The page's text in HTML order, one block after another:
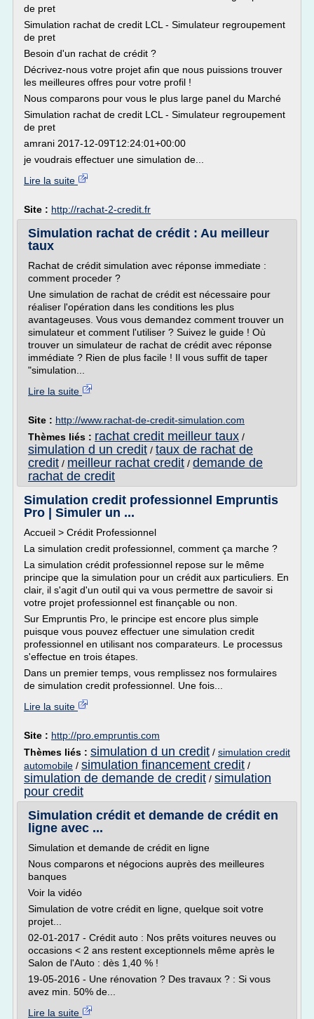
de pret
Simulation rachat de credit LCL - Simulateur regroupement
de pret
Besoin d'un rachat de crédit ?
Décrivez-nous votre projet afin que nous puissions trouver
les meilleures offres pour votre profil !
Nous comparons pour vous le plus large panel du Marché
Simulation rachat de credit LCL - Simulateur regroupement
de pret
amrani 2017-12-09T12:24:01+00:00
je voudrais effectuer une simulation de...
Lire la suite
Site : http://rachat-2-credit.fr
Simulation rachat de crédit : Au meilleur
taux
Rachat de crédit simulation avec réponse immediate :
comment proceder ?
Une simulation de rachat de crédit est nécessaire pour
réaliser l'opération dans les conditions les plus
avantageuses. Vous vous demandez comment trouver un
simulateur et comment l'utiliser ? Suivez le guide ! Où
trouver un simulateur de rachat de crédit avec réponse
immédiate ? Rien de plus facile ! Il vous suffit de taper
"simulation...
Lire la suite
Site : http://www.rachat-de-credit-simulation.com
Thèmes liés : rachat credit meilleur taux /
simulation d un credit / taux de rachat de
credit / meilleur rachat credit / demande de
rachat de credit
Simulation credit professionnel Empruntis
Pro | Simuler un ...
Accueil > Crédit Professionnel
La simulation credit professionnel, comment ça marche ?
La simulation crédit professionnel repose sur le même
principe que la simulation pour un crédit aux particuliers. En
clair, il s'agit d'un outil qui va vous permettre de savoir si
votre projet professionnel est finançable ou non.
Sur Empruntis Pro, le principe est encore plus simple
puisque vous pouvez effectuer une simulation credit
professionnel en utilisant nos comparateurs. Le processus
s'effectue en trois étapes.
Dans un premier temps, vous remplissez nos formulaires
de simulation credit professionnel. Une fois...
Lire la suite
Site : http://pro.empruntis.com
Thèmes liés : simulation d un credit / simulation credit
automobile / simulation financement credit /
simulation de demande de credit / simulation
pour credit
Simulation crédit et demande de crédit en
ligne avec ...
Simulation et demande de crédit en ligne
Nous comparons et négocions auprès des meilleures
banques
Voir la vidéo
Simulation de votre crédit en ligne, quelque soit votre
projet...
02-01-2017 - Crédit auto : Nos prêts voitures neuves ou
occasions < 2 ans restent exceptionnels même après le
Salon de l'Auto : dès 1,40 % !
19-05-2016 - Une rénovation ? Des travaux ? : Si vous
avez min. 50% de...
Lire la suite